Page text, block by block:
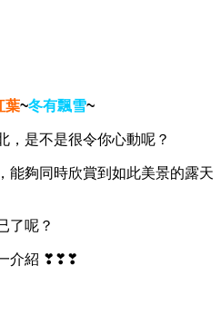
葉~冬有飄雪~
，是不是很令你心動呢？
能夠同時欣賞到如此美景的露天
了呢？
介紹 ❣❣❣